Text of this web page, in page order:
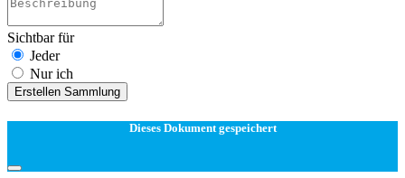
Sichtbar für
Jeder
Nur ich
Erstellen Sammlung
Dieses Dokument gespeichert